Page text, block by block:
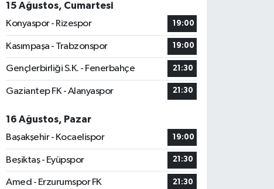
15 Ağustos, Cumartesi
Konyaspor - Rizespor
19:00
Kasımpaşa - Trabzonspor 19:00
Gençlerbirliği S.K. - Fenerbahçe 21:30
Gaziantep FK - Alanyaspor 21:30
16 Ağustos, Pazar
Başakşehir - Kocaelispor
19:00
Beşiktaş - Eyüpspor 21:30
Amed - Erzurumspor FK 21:30